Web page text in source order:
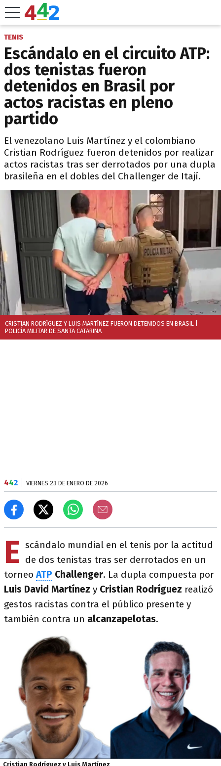
TENIS
Escándalo en el circuito ATP:
dos tenistas fueron
detenidos en Brasil por
actos racistas en pleno
partido
El venezolano Luis Martínez y el colombiano
Cristian Rodríguez fueron detenidos por realizar
actos racistas tras ser derrotados por una dupla
brasileña en el dobles del Challenger de Itají.
CRISTIAN RODRÍGUEZ Y LUIS MARTÍNEZ FUERON DETENIDOS EN BRASIL
POLICÍA MILITAR DE SANTA CATARINA
442 VIERNES 23 DE ENERO DE 2026
E scándalo mundial en el tenis por la actitud
de dos tenistas tras ser derrotados en un
torneoATP Challenger. La dupla compuesta por
Luis David Martínez y Cristian Rodríguez realizó
gestos racistas contra el público presente y
también contra un alcanzapelotas.
Cristian Rodríguez y Luis Martínez